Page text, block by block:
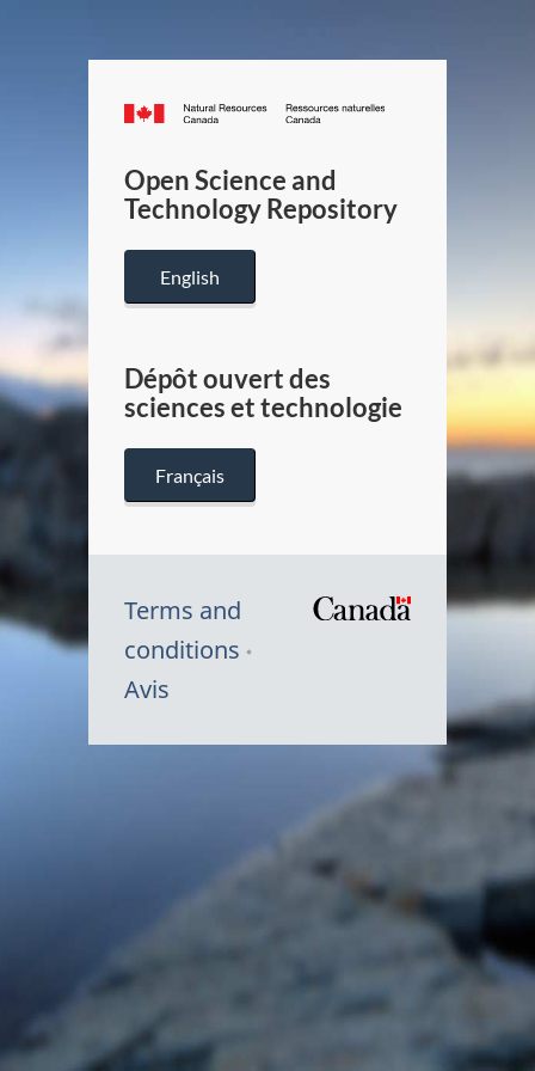
Canada.ca
/
Canada
Open Science and
Technology Repository
English
Dépôt ouvert des
sciences et technologie
Français
Terms and
conditions
Avis
du